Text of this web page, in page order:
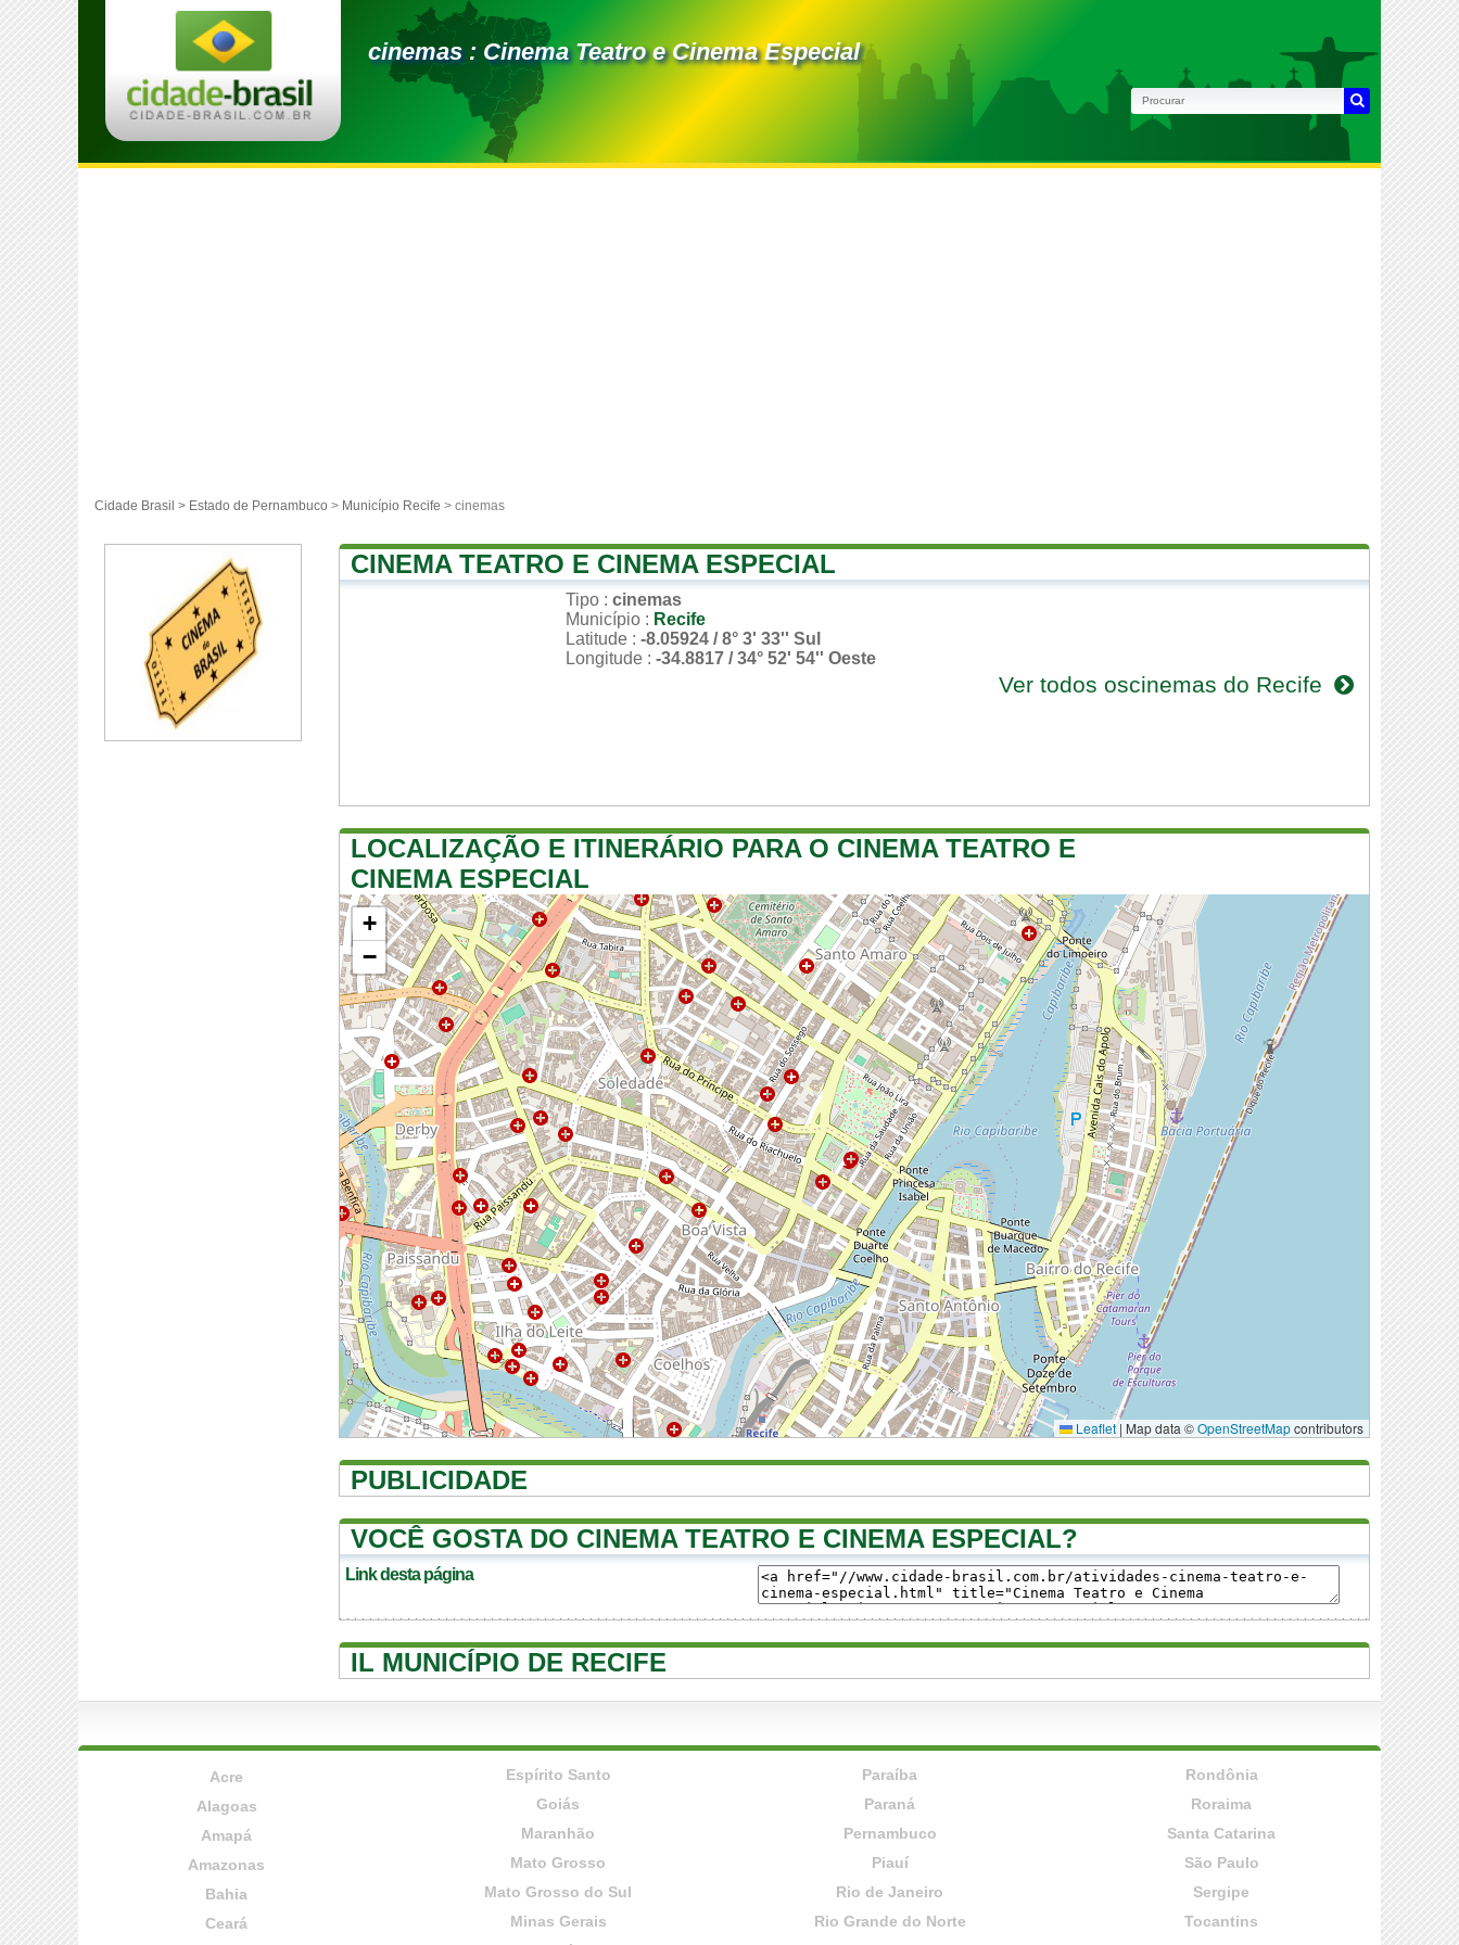
cinemas : Cinema Teatro e Cinema Especial
Cidade Brasil > Estado de Pernambuco > Município Recife > cinemas
CINEMA TEATRO E CINEMA ESPECIAL
Tipo : cinemas
Município : Recife
Latitude : -8.05924 / 8° 3' 33'' Sul
Longitude : -34.8817 / 34° 52' 54'' Oeste
Ver todos oscinemas do Recife
LOCALIZAÇÃO E ITINERÁRIO PARA O CINEMA TEATRO E
CINEMA ESPECIAL
+
−
Leaflet | Map data ©OpenStreetMapcontributors
PUBLICIDADE
VOCÊ GOSTA DO CINEMA TEATRO E CINEMA ESPECIAL?
Link desta página
IL MUNICÍPIO DE RECIFE
Acre
Alagoas
Amapá
Amazonas
Bahia
Ceará
Espírito Santo
Goiás
Maranhão
Mato Grosso
Mato Grosso do Sul
Minas Gerais
Paraíba
Paraná
Pernambuco
Piauí
Rio de Janeiro
Rio Grande do Norte
Rondônia
Roraima
Santa Catarina
São Paulo
Sergipe
Tocantins